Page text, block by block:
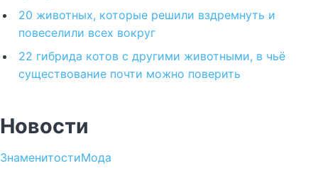
20 животных, которые решили вздремнуть и
повеселили всех вокруг
22 гибрида котов с другими животными, в чьё
существование почти можно поверить
Новости
ЗнаменитостиМода